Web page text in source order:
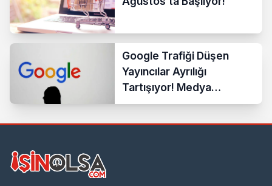
Google Trafiği Düşen
Yayıncılar Ayrılığı
Tartışıyor! Medya
Sektöründe Yeni Dönem